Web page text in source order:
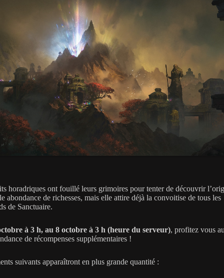
horadriques ont fouillé leurs grimoires pour tenter de découvrir
abondance de richesses, mais elle attire déjà la convoitise de tous les
de Sanctuaire.
à 3 h, au 8 octobre à 3 h (heure du serveur), profitez vous
de récompenses supplémentaires !
suivants apparaîtront en plus grande quantité :